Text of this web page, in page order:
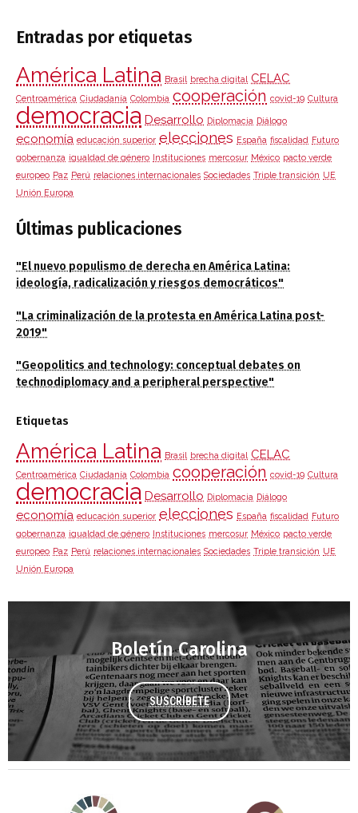
Entradas por etiquetas
América Latina Brasil brecha digital CELAC
Centroamérica Ciudadanía Colombia cooperación covid-19 Cultura
democracia Desarrollo Diplomacia Diálogo
economía educación superior elecciones España fiscalidad Futuro
gobernanza igualdad de género Instituciones mercosur México pacto verde
europeo Paz Perú relaciones internacionales Sociedades Triple transición UE
Unión Europa
Últimas publicaciones
"El nuevo populismo de derecha en América Latina:
ideología, radicalización y riesgos democráticos"
"La criminalización de la protesta en América Latina post-
2019"
"Geopolitics and technology: conceptual debates on
technodiplomacy and a peripheral perspective"
Etiquetas
América Latina Brasil brecha digital CELAC
Centroamérica Ciudadanía Colombia cooperación covid-19 Cultura
democracia Desarrollo Diplomacia Diálogo
economía educación superior elecciones España fiscalidad Futuro
gobernanza igualdad de género Instituciones mercosur México pacto verde
europeo Paz Perú relaciones internacionales Sociedades Triple transición UE
Unión Europa
Boletín Carolina
SUSCRÍBETE